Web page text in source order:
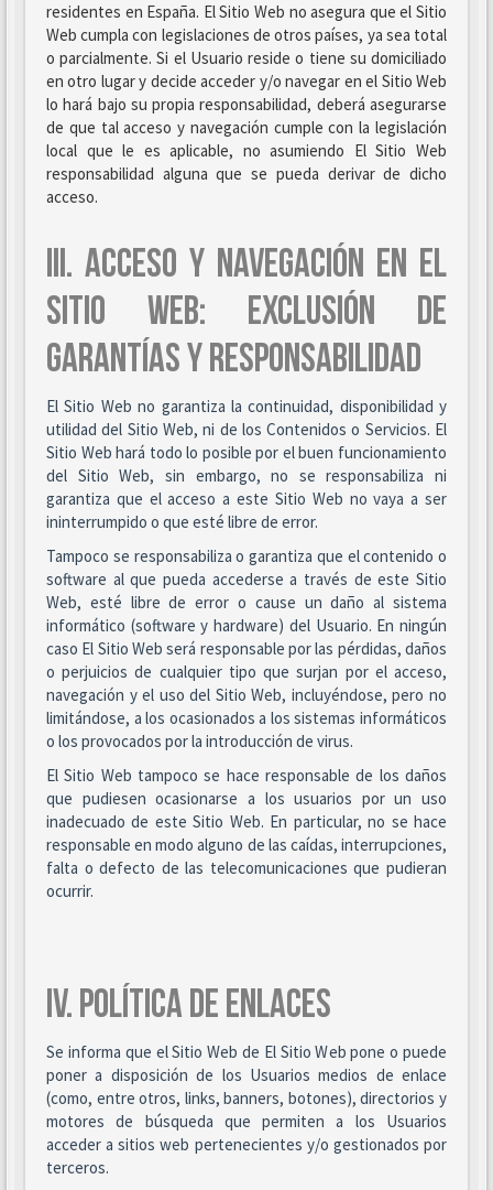
residentes en España. El Sitio Web no asegura que el Sitio
Web cumpla con legislaciones de otros países, ya sea total
o parcialmente. Si el Usuario reside o tiene su domiciliado
en otro lugar y decide acceder y/o navegar en el Sitio Web
lo hará bajo su propia responsabilidad, deberá asegurarse
de que tal acceso y navegación cumple con la legislación
local que le es aplicable, no asumiendo El Sitio Web
responsabilidad alguna que se pueda derivar de dicho
acceso.
III. ACCESO Y NAVEGACIÓN EN EL
SITIO WEB: EXCLUSIÓN DE
GARANTÍAS Y RESPONSABILIDAD
El Sitio Web no garantiza la continuidad, disponibilidad y
utilidad del Sitio Web, ni de los Contenidos o Servicios. El
Sitio Web hará todo lo posible por el buen funcionamiento
del Sitio Web, sin embargo, no se responsabiliza ni
garantiza que el acceso a este Sitio Web no vaya a ser
ininterrumpido o que esté libre de error.
Tampoco se responsabiliza o garantiza que el contenido o
software al que pueda accederse a través de este Sitio
Web, esté libre de error o cause un daño al sistema
informático (software y hardware) del Usuario. En ningún
caso El Sitio Web será responsable por las pérdidas, daños
o perjuicios de cualquier tipo que surjan por el acceso,
navegación y el uso del Sitio Web, incluyéndose, pero no
limitándose, a los ocasionados a los sistemas informáticos
o los provocados por la introducción de virus.
El Sitio Web tampoco se hace responsable de los daños
que pudiesen ocasionarse a los usuarios por un uso
inadecuado de este Sitio Web. En particular, no se hace
responsable en modo alguno de las caídas, interrupciones,
falta o defecto de las telecomunicaciones que pudieran
ocurrir.
IV. POLÍTICA DE ENLACES
Se informa que el Sitio Web de El Sitio Web pone o puede
poner a disposición de los Usuarios medios de enlace
(como, entre otros, links, banners, botones), directorios y
motores de búsqueda que permiten a los Usuarios
acceder a sitios web pertenecientes y/o gestionados por
terceros.